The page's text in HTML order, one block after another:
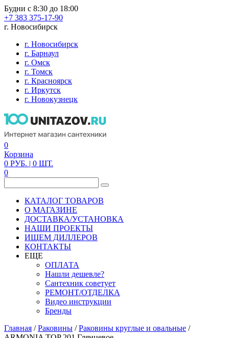
Будни с 8:30 до 18:00
+7 383 375-17-90
г. Новосибирск
г. Новосибирск
г. Барнаул
г. Омск
г. Томск
г. Красноярск
г. Иркутск
г. Новокузнецк
0
Корзина
0 РУБ. | 0 ШТ.
0
КАТАЛОГ ТОВАРОВ
О МАГАЗИНЕ
ДОСТАВКА/УСТАНОВКА
НАШИ ПРОЕКТЫ
ИЩЕМ ДИЛЛЕРОВ
КОНТАКТЫ
ЕЩЕ
ОПЛАТА
Нашли дешевле?
Сантехник советует
РЕМОНТ/ОТДЕЛКА
Видео инструкции
Бренды
Главная /Раковины /Раковины круглые и овальные /